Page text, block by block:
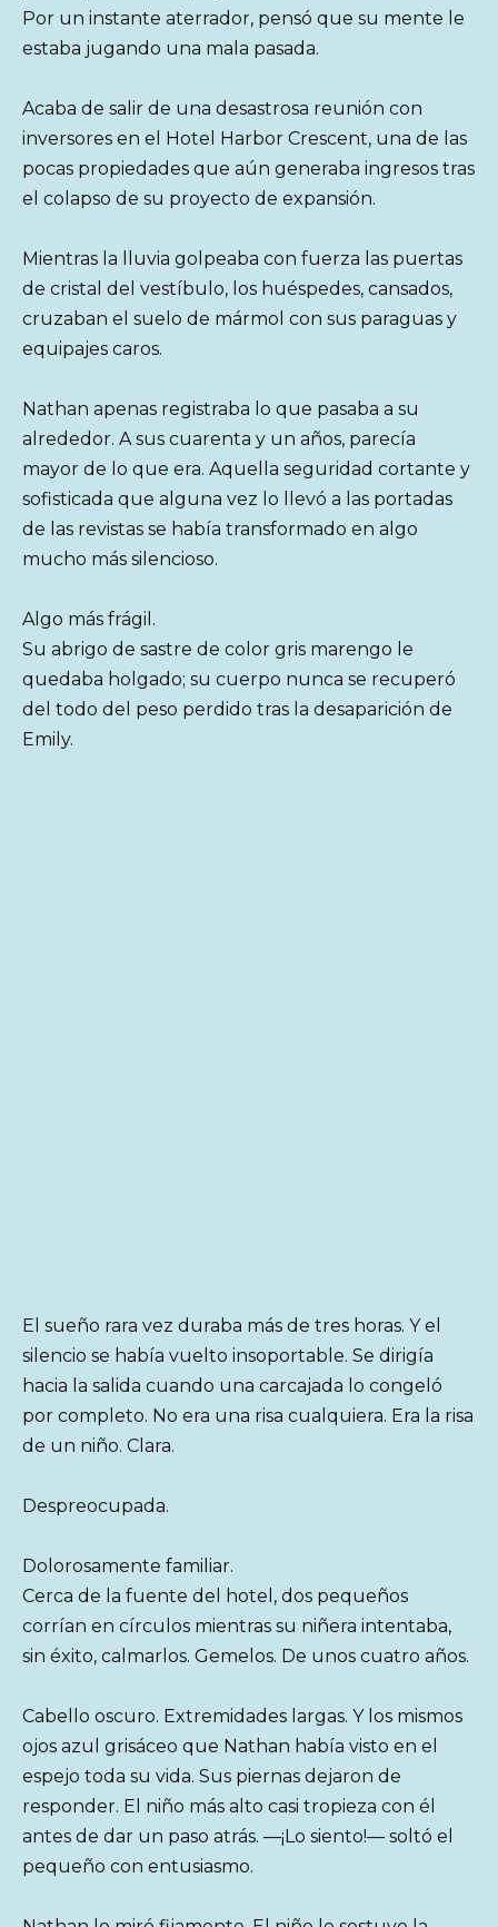
Por un instante aterrador, pensó que su mente le
estaba jugando una mala pasada.
Acaba de salir de una desastrosa reunión con
inversores en el Hotel Harbor Crescent, una de las
pocas propiedades que aún generaba ingresos tras
el colapso de su proyecto de expansión.
Mientras la lluvia golpeaba con fuerza las puertas
de cristal del vestíbulo, los huéspedes, cansados,
cruzaban el suelo de mármol con sus paraguas y
equipajes caros.
Nathan apenas registraba lo que pasaba a su
alrededor. A sus cuarenta y un años, parecía
mayor de lo que era. Aquella seguridad cortante y
sofisticada que alguna vez lo llevó a las portadas
de las revistas se había transformado en algo
mucho más silencioso.
Algo más frágil.
Su abrigo de sastre de color gris marengo le
quedaba holgado; su cuerpo nunca se recuperó
del todo del peso perdido tras la desaparición de
Emily.
El sueño rara vez duraba más de tres horas. Y el
silencio se había vuelto insoportable. Se dirigía
hacia la salida cuando una carcajada lo congeló
por completo. No era una risa cualquiera. Era la risa
de un niño. Clara.
Despreocupada.
Dolorosamente familiar.
Cerca de la fuente del hotel, dos pequeños
corrían en círculos mientras su niñera intentaba,
sin éxito, calmarlos. Gemelos. De unos cuatro años.
Cabello oscuro. Extremidades largas. Y los mismos
ojos azul grisáceo que Nathan había visto en el
espejo toda su vida. Sus piernas dejaron de
responder. El niño más alto casi tropieza con él
antes de dar un paso atrás. —¡Lo siento!— soltó el
pequeño con entusiasmo.